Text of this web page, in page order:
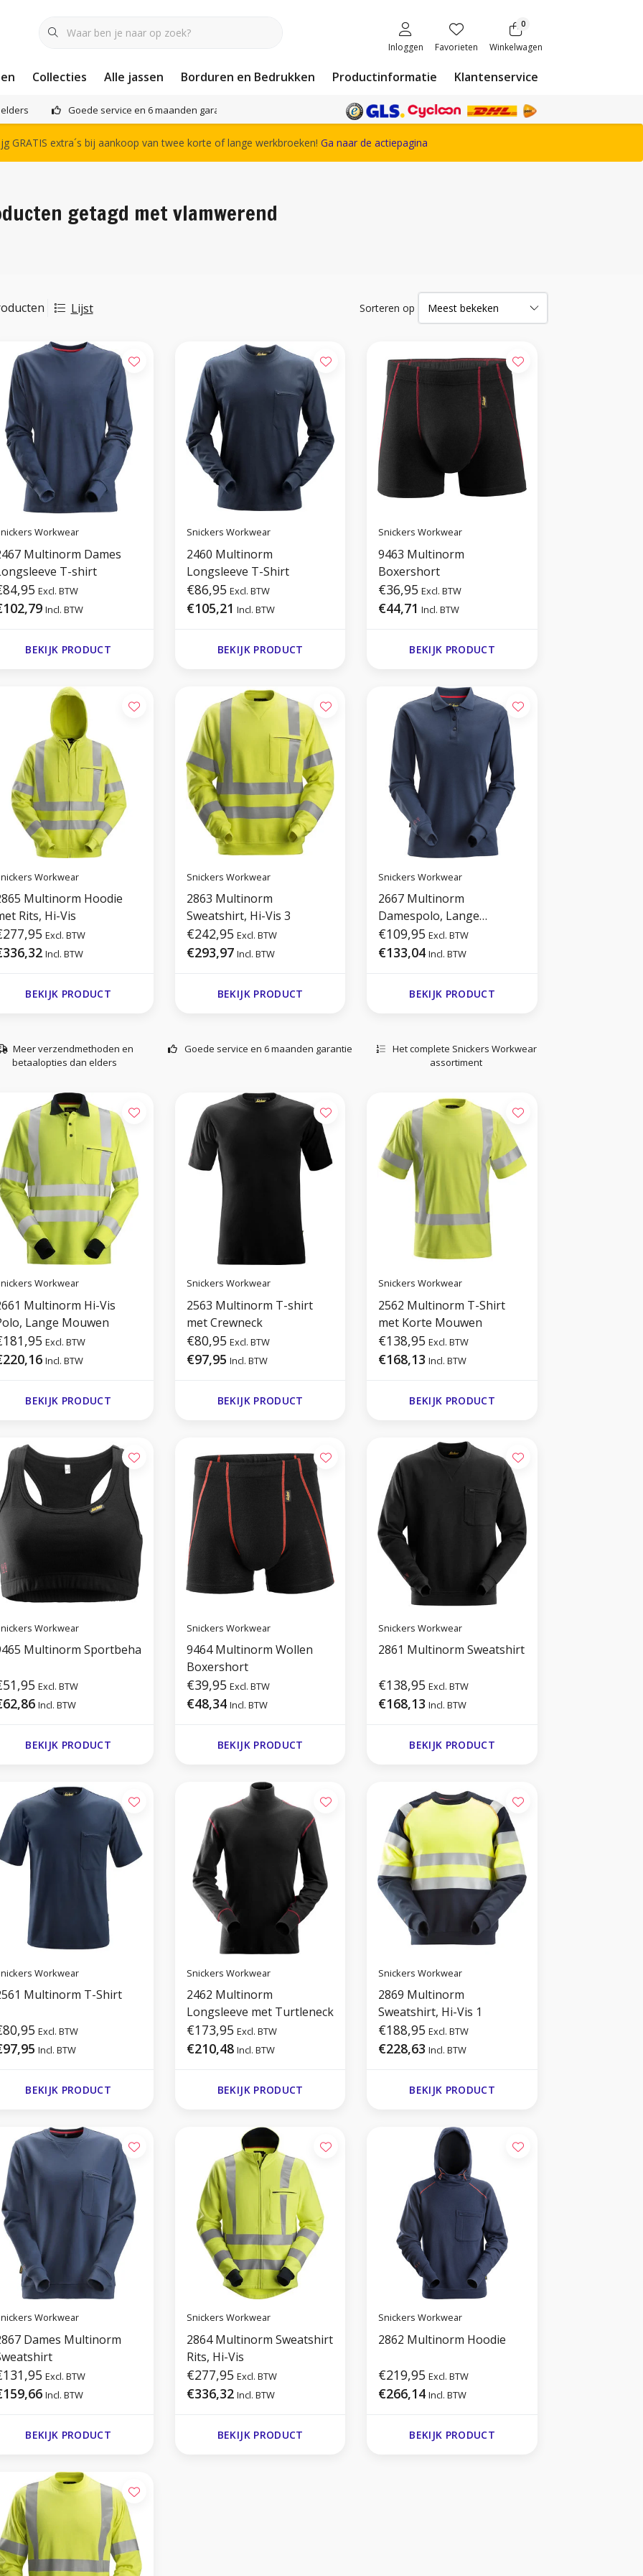
Inloggen Favorieten
0
Winkelwagen
Collecties Alle jassen Borduren en Bedrukken Productinformatie Klantenservice
Goede service en 6 maanden garantie Het complete Snickers Workwear assortiment
GRATIS extra´s bij aankoop van twee korte of lange werkbroeken! Ga naar de actiepagina
getagd met vlamwerend
Lijst Sorteren op
Workwear
Multinorm Dames
T-shirt
Excl. BTW
Incl. BTW
BEKIJK PRODUCT
Snickers Workwear
2460 Multinorm
Longsleeve T-Shirt
€86,95 Excl. BTW
€105,21 Incl. BTW
BEKIJK PRODUCT
Snickers Workwear
9463 Multinorm
Boxershort
€36,95 Excl. BTW
€44,71 Incl. BTW
BEKIJK PRODUCT
Workwear
Multinorm Hoodie
Rits, Hi-Vis
Excl. BTW
Incl. BTW
BEKIJK PRODUCT
Snickers Workwear
2863 Multinorm
Sweatshirt, Hi-Vis 3
€242,95 Excl. BTW
€293,97 Incl. BTW
BEKIJK PRODUCT
Snickers Workwear
2667 Multinorm
Damespolo, Lange
Mouwen
€109,95 Excl. BTW
€133,04 Incl. BTW
BEKIJK PRODUCT
Meer verzendmethoden en
betaalopties dan elders
Goede service en 6 maanden garantie
Het complete Snickers Workwear
assortiment
Workwear
Multinorm Hi-Vis
Lange Mouwen
Excl. BTW
Incl. BTW
BEKIJK PRODUCT
Snickers Workwear
2563 Multinorm T-shirt
met Crewneck
€80,95 Excl. BTW
€97,95 Incl. BTW
BEKIJK PRODUCT
Snickers Workwear
2562 Multinorm T-Shirt
met Korte Mouwen
€138,95 Excl. BTW
€168,13 Incl. BTW
BEKIJK PRODUCT
Workwear
Multinorm Sportbeha
Excl. BTW
Incl. BTW
BEKIJK PRODUCT
Snickers Workwear
9464 Multinorm Wollen
Boxershort
€39,95 Excl. BTW
€48,34 Incl. BTW
BEKIJK PRODUCT
Snickers Workwear
2861 Multinorm Sweatshirt
€138,95 Excl. BTW
€168,13 Incl. BTW
BEKIJK PRODUCT
Workwear
Multinorm T-Shirt
Excl. BTW
Incl. BTW
BEKIJK PRODUCT
Snickers Workwear
2462 Multinorm
Longsleeve met Turtleneck
€173,95 Excl. BTW
€210,48 Incl. BTW
BEKIJK PRODUCT
Snickers Workwear
2869 Multinorm
Sweatshirt, Hi-Vis 1
€188,95 Excl. BTW
€228,63 Incl. BTW
BEKIJK PRODUCT
Workwear
Dames Multinorm
Excl. BTW
Incl. BTW
BEKIJK PRODUCT
Snickers Workwear
2864 Multinorm Sweatshirt
Rits, Hi-Vis
€277,95 Excl. BTW
€336,32 Incl. BTW
BEKIJK PRODUCT
Snickers Workwear
2862 Multinorm Hoodie
€219,95 Excl. BTW
€266,14 Incl. BTW
BEKIJK PRODUCT